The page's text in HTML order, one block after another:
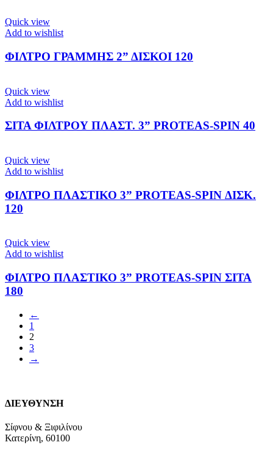
Quick view
Add to wishlist
ΦΙΛΤΡΟ ΓΡΑΜΜΗΣ 2” ΔΙΣΚΟΙ 120
Quick view
Add to wishlist
ΣΙΤΑ ΦΙΛΤΡΟΥ ΠΛΑΣΤ. 3” PROTEAS-SPIN 40
Quick view
Add to wishlist
ΦΙΛΤΡΟ ΠΛΑΣΤΙΚΟ 3” PROTEAS-SPIN ΔΙΣΚ.
120
Quick view
Add to wishlist
ΦΙΛΤΡΟ ΠΛΑΣΤΙΚΟ 3” PROTEAS-SPIN ΣΙΤΑ
180
←
1
2
3
→
ΔΙΕΥΘΥΝΣΗ
Σίφνου & Ξιφιλίνου
Κατερίνη, 60100